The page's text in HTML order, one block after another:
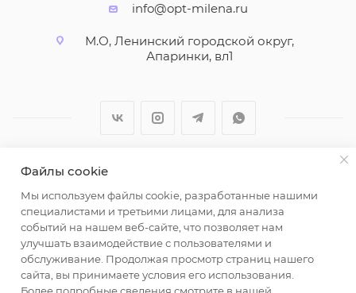
info@opt-milena.ru
М.О, Ленинский городской округ,
Апаринки, вл1
2026 © ООО "Вайт Текстиль групп"
Любая информация на сайте носит справочный
характер и не является публичной офертой
определяемой положениями пункта 2 статьи 437
Гражданского кодекса Российской Федерации.
Использование любых материалов, опубликованных
Файлы cookie
Мы используем файлы cookie, разработанные нашими
специалистами и третьими лицами, для анализа
событий на нашем веб-сайте, что позволяет нам
улучшать взаимодействие с пользователями и
обслуживание. Продолжая просмотр страниц нашего
сайта, вы принимаете условия его использования.